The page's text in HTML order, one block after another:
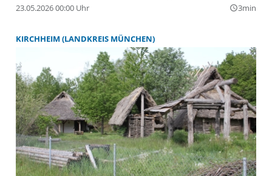
23.05.2026 00:00 Uhr query_builder3min
KIRCHHEIM (LANDKREIS MÜNCHEN)